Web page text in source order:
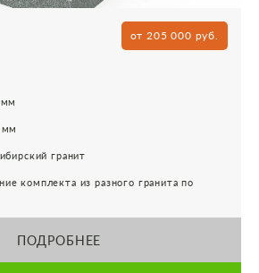
от 205 000 руб.
мм
мм
гранит
комплекта из разного гранита по
ПОДРОБНЕЕ